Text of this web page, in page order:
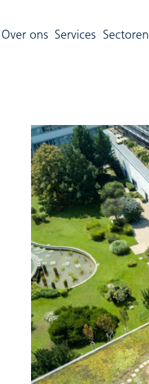
Over ons Services Sectoren